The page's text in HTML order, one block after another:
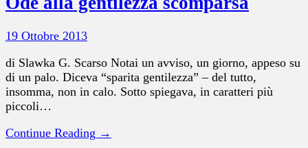
19 Ottobre 2013
di Slawka G. Scarso Notai un avviso, un giorno, appeso su
di un palo. Diceva “sparita gentilezza” – del tutto,
insomma, non in calo. Sotto spiegava, in caratteri più
piccoli…
Continue Reading →